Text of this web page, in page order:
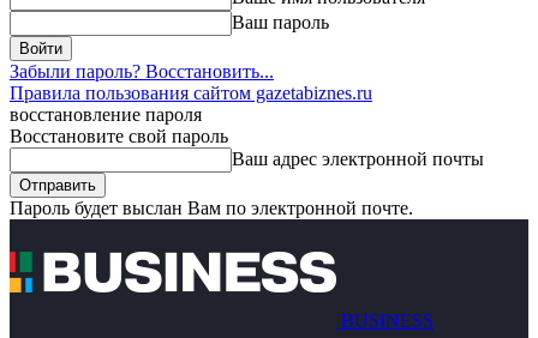
Ваш пароль
Забыли пароль? Восстановить...
Правила пользования сайтом gazetabiznes.ru
восстановление пароля
Восстановите свой пароль
Ваш адрес электронной почты
Пароль будет выслан Вам по электронной почте.
BUSINESS